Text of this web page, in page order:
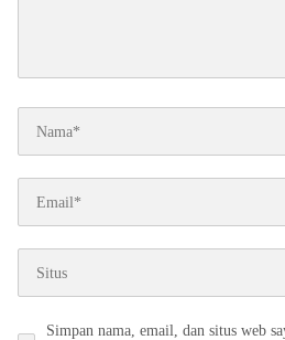
Simpan nama, email, dan situs web